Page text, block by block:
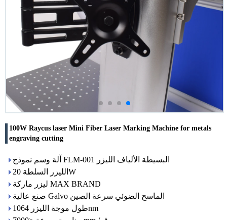
100W Raycus laser Mini Fiber Laser Marking Machine for metals
engraving cutting
آلة وسم نموذج FLM-001 البسيطة الألياف الليزر
الليزر السلطة 20W
ليزر ماركة MAX BRAND
صنع عالية Galvo الماسح الضوئي سرعة الصين
طول موجة الليزر 1064nm